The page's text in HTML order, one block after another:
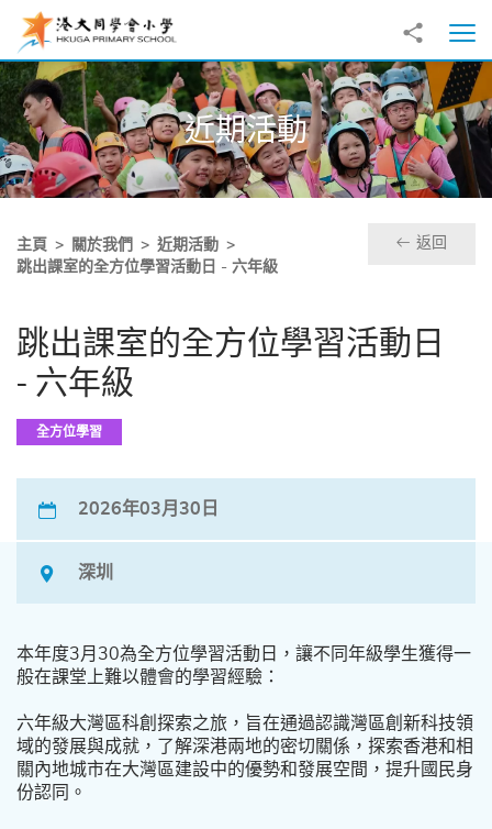
跳至主內容
分享到
打
近期活動
主頁 關於我們
近期活動
跳出課室的全方位學習活動日 - 六年級
返回
跳出課室的全方位學習活動日
- 六年級
全方位學習
2026年03月30日
深圳
本年度3月30為全方位學習活動日，讓不同年級學生獲得一
般在課堂上難以體會的學習經驗：
六年級大灣區科創探索之旅，旨在通過認識灣區創新科技領
域的發展與成就，了解深港兩地的密切關係，探索香港和相
關內地城市在大灣區建設中的優勢和發展空間，提升國民身
份認同。